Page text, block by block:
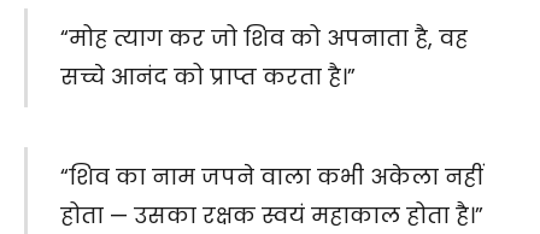
“मोह त्याग कर जो शिव को अपनाता है, वह
सच्चे आनंद को प्राप्त करता है।”
“शिव का नाम जपने वाला कभी अकेला नहीं
होता — उसका रक्षक स्वयं महाकाल होता है।”